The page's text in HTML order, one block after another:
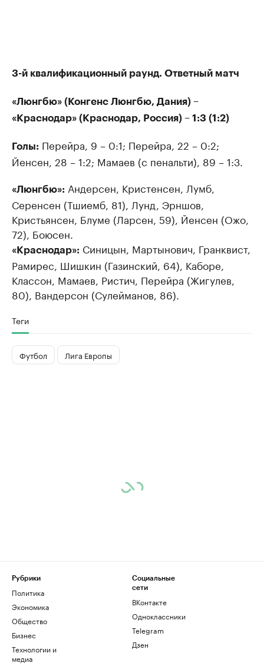
3-й квалификационный раунд. Ответный матч
«Люнгбю» (Конгенс Люнгбю, Дания) –
«Краснодар» (Краснодар, Россия) – 1:3 (1:2)
Голы: Перейра, 9 – 0:1; Перейра, 22 – 0:2;
Йенсен, 28 – 1:2; Мамаев (с пенальти), 89 – 1:3.
«Люнгбю»: Андерсен, Кристенсен, Лумб,
Серенсен (Тшиемб, 81), Лунд, Эрншов,
Кристьянсен, Блуме (Ларсен, 59), Йенсен (Ожо,
72), Боюсен.
«Краснодар»: Синицын, Мартынович, Гранквист,
Рамирес, Шишкин (Газинский, 64), Каборе,
Классон, Мамаев, Ристич, Перейра (Жигулев,
80), Вандерсон (Сулейманов, 86).
Теги
Футбол Лига Европы
Рубрики
Политика
Экономика
Общество
Бизнес
Технологии и
медиа
Социальные
сети
ВКонтакте
Одноклассники
Telegram
Дзен